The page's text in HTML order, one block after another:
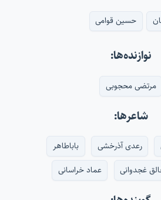
حسین قوامی
نوازنده‌ها:
مرتضی محجوبی
شاعرها:
رعدی آذرخشی
باباطاهر
غجدوانی
عماد خراسانی